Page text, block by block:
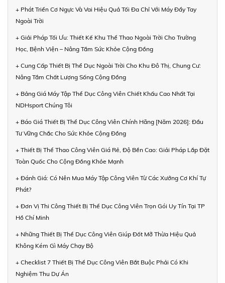
+ Phát Triển Cơ Ngực Và Vai Hiệu Quả Tối Đa Chỉ Với Máy Đẩy Tay
Ngoài Trời
+ Giải Pháp Tối Ưu: Thiết Kế Khu Thể Thao Ngoài Trời Cho Trường
Học, Bệnh Viện – Nâng Tầm Sức Khỏe Cộng Đồng
+ Cung Cấp Thiết Bị Thể Dục Ngoài Trời Cho Khu Đô Thị, Chung Cư:
Nâng Tầm Chất Lượng Sống Cộng Đồng
+ Bảng Giá Máy Tập Thể Dục Công Viên Chiết Khấu Cao Nhất Tại
NDHsport Chúng Tôi
+ Báo Giá Thiết Bị Thể Dục Công Viên Chính Hãng [Năm 2026]: Đầu
Tư Vững Chắc Cho Sức Khỏe Cộng Đồng
+ Thiết Bị Thể Thao Công Viên Giá Rẻ, Độ Bền Cao: Giải Pháp Lắp Đặt
Toàn Quốc Cho Cộng Đồng Khỏe Mạnh
+ Đánh Giá: Có Nên Mua Máy Tập Công Viên Từ Các Xưởng Cơ Khí Tự
Phát?
+ Đơn Vị Thi Công Thiết Bị Thể Dục Công Viên Trọn Gói Uy Tín Tại TP
Hồ Chí Minh
+ Những Thiết Bị Thể Dục Công Viên Giúp Đốt Mỡ Thừa Hiệu Quả
Không Kém Gì Máy Chạy Bộ
+ Checklist 7 Thiết Bị Thể Dục Công Viên Bắt Buộc Phải Có Khi
Nghiệm Thu Dự Án